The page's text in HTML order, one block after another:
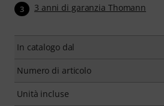
3 3 anni di garanzia Thomann
In catalogo dal
Numero di articolo
Unità incluse